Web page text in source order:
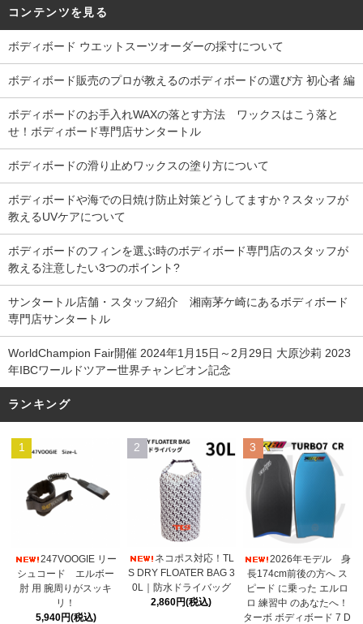
コンテンツを見る
ボディボード ウエットスーツオーダーの採寸について
ボディボード販売のプロが教えるのボディボードの選び方 初心者 編
ボディボードのお手入れWAXの落とす方法 ワックスはこう落と
せ！ボディボード専門店サンタートル
ボディボードの滑り止めワックスの塗り方について
ボディボードや海での日焼け防止対策どうしてますか？スタッフが
教えるUVケアについて
ボディボードのフィンを選ぶ時のボディボード専門店のスタッフが
教える注意したい3つのポイント?
サンタートル店舗・スタッフ紹介 湘南茅ケ崎にあるボディボード
専門店サンタートル
WorldChampion Fair開催 2024年1月15日～2月29日 大原沙莉 2023
年IBCワールドツアー世界チャンピオン記念
ランキング
1
247VOOGIE リー
シュコード エルボー
肘 用 腕周りがスッキ
リ！
5,940円(税込)
2
ネコポス対応！TL
S DRY FLOATER BAG 3
0L｜防水ドライバッグ
2,860円(税込)
3
2026年モデル 身
長174cm前後の方へ ス
ピード に乗った エルロ
ロ 練習中 のあなたへ！
ターボ ボディボード 7 D